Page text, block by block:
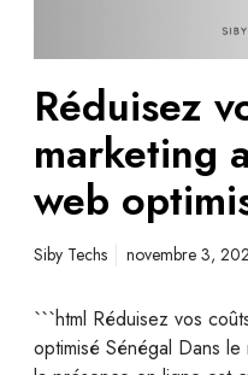
Réduisez
marketing
web
Siby Techs novembre 3,
```html Réduisez vos
optimisé Sénégal Dans le